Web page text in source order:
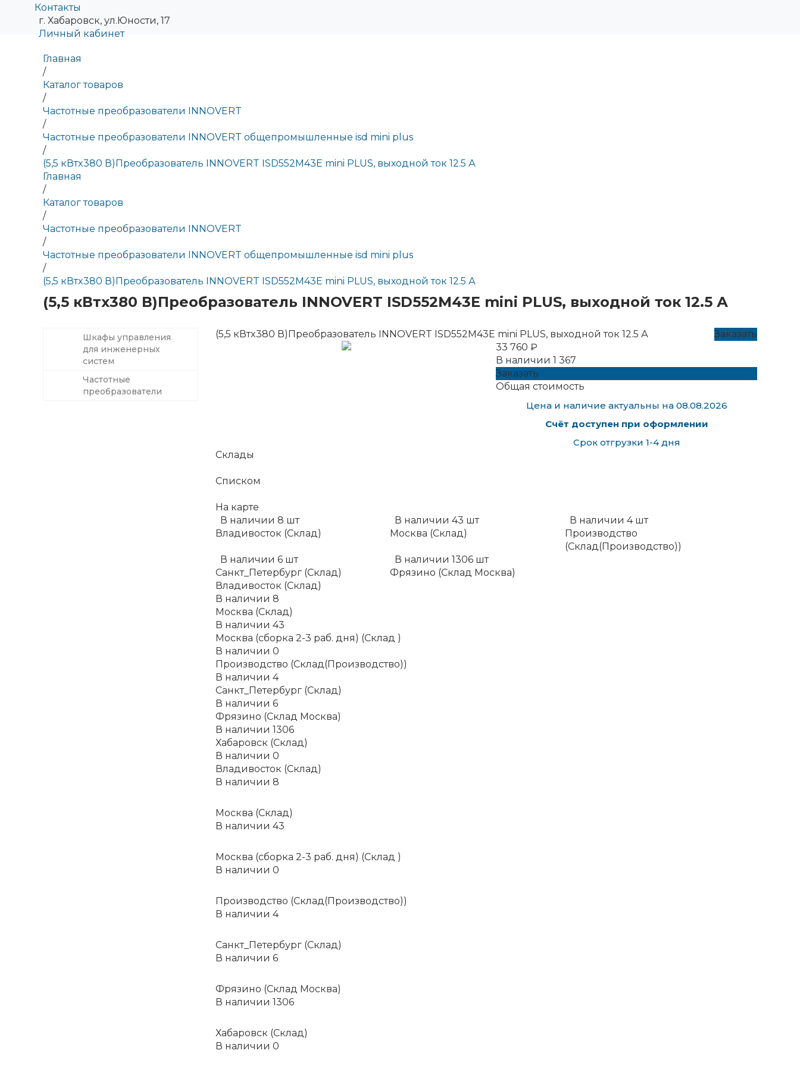
Контакты
г. Хабаровск, ул.Юности, 17
Личный кабинет
Главная
/
Каталог товаров
/
Частотные преобразователи INNOVERT
/
Частотные преобразователи INNOVERT общепромышленные isd mini plus
/
(5,5 кВтx380 В)Преобразователь INNOVERT ISD552M43E mini PLUS, выходной ток 12.5 А
Главная
/
Каталог товаров
/
Частотные преобразователи INNOVERT
/
Частотные преобразователи INNOVERT общепромышленные isd mini plus
/
(5,5 кВтx380 В)Преобразователь INNOVERT ISD552M43E mini PLUS, выходной ток 12.5 А
(5,5 кВтx380 В)Преобразователь INNOVERT ISD552M43E mini PLUS, выходной ток 12.5 А
Шкафы управления
для инженерных
систем
Частотные
преобразователи
(5,5 кВтx380 В)Преобразователь INNOVERT ISD552M43E mini PLUS, выходной ток 12.5 А
Заказать
33 760 ₽
В наличии 1 367
Заказать
Общая стоимость
Цена и наличие актуальны на 08.08.2026
Счёт доступен при оформлении
Срок отгрузки 1-4 дня
Склады
Списком
На карте
В наличии 8 шт
Владивосток (Склад)
В наличии 43 шт
Москва (Склад)
В наличии 4 шт
Производство
(Склад(Производство))
В наличии 6 шт
Санкт_Петербург (Склад)
В наличии 1306 шт
Фрязино (Склад Москва)
Владивосток (Склад)
В наличии 8
Москва (Склад)
В наличии 43
Москва (сборка 2-3 раб. дня) (Склад )
В наличии 0
Производство (Склад(Производство))
В наличии 4
Санкт_Петербург (Склад)
В наличии 6
Фрязино (Склад Москва)
В наличии 1306
Хабаровск (Склад)
В наличии 0
Владивосток (Склад)
В наличии 8
Москва (Склад)
В наличии 43
Москва (сборка 2-3 раб. дня) (Склад )
В наличии 0
Производство (Склад(Производство))
В наличии 4
Санкт_Петербург (Склад)
В наличии 6
Фрязино (Склад Москва)
В наличии 1306
Хабаровск (Склад)
В наличии 0